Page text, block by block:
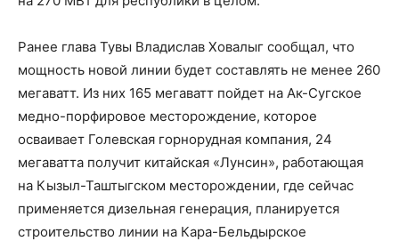
Ранее глава Тувы Владислав Ховалыг сообщал, что
мощность новой линии будет составлять не менее 260
мегаватт. Из них 165 мегаватт пойдет на Ак-Сугское
медно-порфировое месторождение, которое
осваивает Голевская горнорудная компания, 24
мегаватта получит китайская «Лунсин», работающая
на Кызыл-Таштыгском месторождении, где сейчас
применяется дизельная генерация, планируется
строительство линии на Кара-Бельдырское